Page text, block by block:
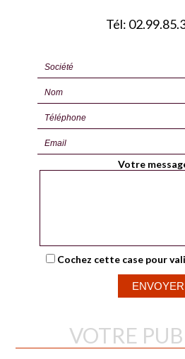
Tél:
Votre
Cochez cette case pour
VOTRE